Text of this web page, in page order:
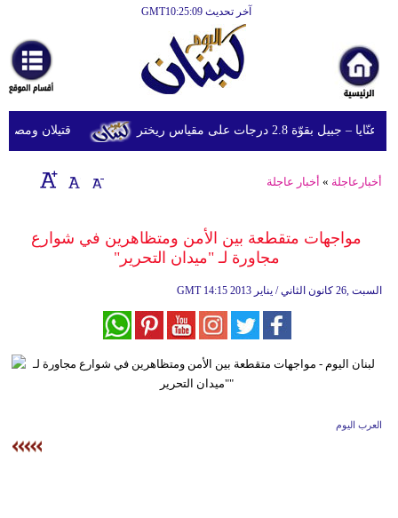
آخر تحديث GMT10:25:09
أخبارعاجلة
رياضة
ثقافة
إقتصاد
وموسيقى
ديكور
قتيلان ومصابون جراء 14 غارة إسرائيلية على 2.8 درجات على مقياس ريختر
أخبارعاجلة » أخبار عاجلة
مواجهات متقطعة بين الأمن ومتظاهرين في شوارع
مجاورة لـ "ميدان التحرير"
GMT 14:15 2013 السبت ,26 كانون الثاني / يناير
العرب اليوم